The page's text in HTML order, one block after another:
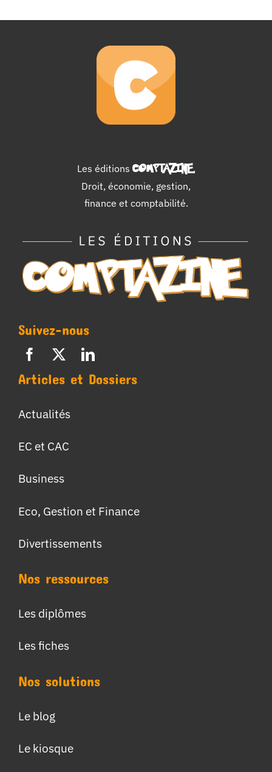
Cours
BTS
CG
Les éditions COMPTAZINE.
Droit, économie, gestion,
finance et comptabilité.
Suivez-nous
Articles et Dossiers
Actualités
EC et CAC
Business
Eco, Gestion et Finance
Divertissements
Nos ressources
Les diplômes
Les fiches
Nos solutions
Le blog
Le kiosque